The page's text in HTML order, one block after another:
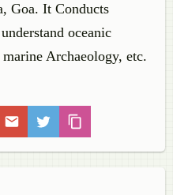
Goa. It Conducts
oceanic
Archaeology, etc.